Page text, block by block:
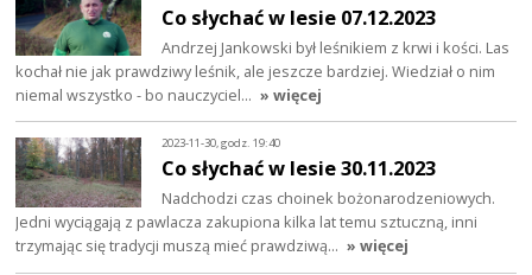
Co słychać w lesie 07.12.2023
Andrzej Jankowski był leśnikiem z krwi i kości. Las
kochał nie jak prawdziwy leśnik, ale jeszcze bardziej. Wiedział o nim
niemal wszystko - bo nauczyciel… » więcej
2023-11-30, godz. 19:40
Co słychać w lesie 30.11.2023
Nadchodzi czas choinek bożonarodzeniowych.
Jedni wyciągają z pawlacza zakupiona kilka lat temu sztuczną, inni
trzymając się tradycji muszą mieć prawdziwą… » więcej